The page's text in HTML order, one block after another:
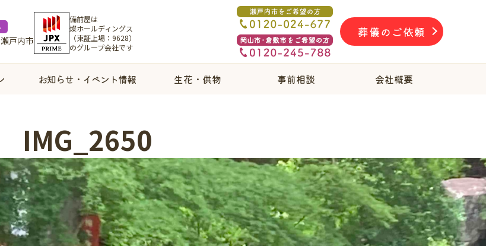
戸内市
備前屋は
燦ホールディングス
（東証上場：9628）
のグループ会社です
葬儀のご依頼
お知らせ・イベント情報 生花・供物 事前相談 会社概要
IMG_2650